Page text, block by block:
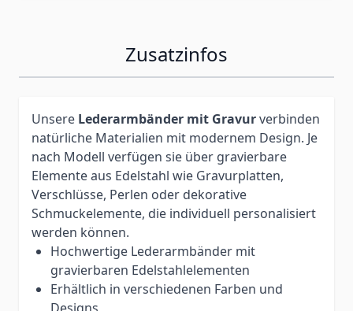
Zusatzinfos
Unsere Lederarmbänder mit Gravurverbinden
natürliche Materialien mit modernem Design. Je
nach Modell verfügen sie über gravierbare
Elemente aus Edelstahl wie Gravurplatten,
Verschlüsse, Perlen oder dekorative
Schmuckelemente, die individuell personalisiert
werden können.
Hochwertige Lederarmbänder mit
gravierbaren Edelstahlelementen
Erhältlich in verschiedenen Farben und
Designs